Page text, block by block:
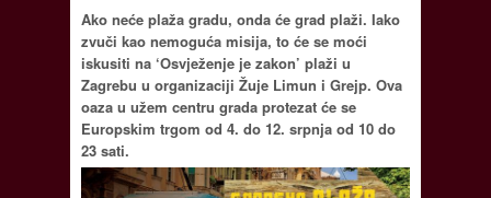
Ako neće plaža gradu, onda će grad plaži. Iako
zvuči kao nemoguća misija, to će se moći
iskusiti na ‘Osvježenje je zakon’ plaži u
Zagrebu u organizaciji Žuje Limun i Grejp. Ova
oaza u užem centru grada protezat će se
Europskim trgom od 4. do 12. srpnja od 10 do
23 sati.